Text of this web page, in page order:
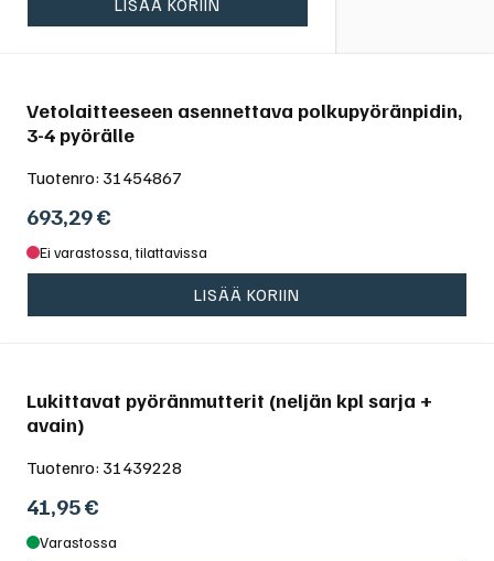
LISÄÄ KORIIN
Vetolaitteeseen asennettava polkupyöränpidin,
3-4 pyörälle
Tuotenro: 31454867
693,29€
Ei varastossa, tilattavissa
LISÄÄ KORIIN
Lukittavat pyöränmutterit (neljän kpl sarja +
avain)
Tuotenro: 31439228
41,95€
Varastossa